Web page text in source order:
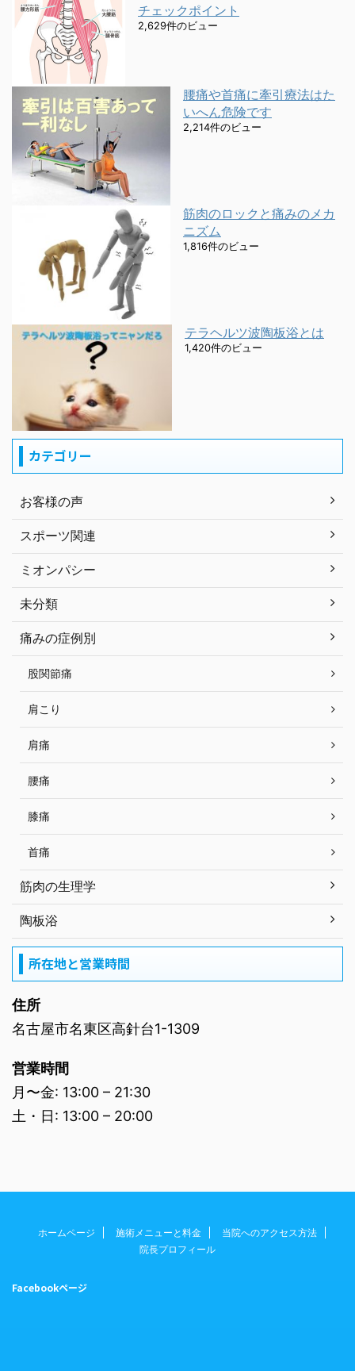
チェックポイント
2,629件のビュー
腰痛や首痛に牽引療法はた
いへん危険です
2,214件のビュー
筋肉のロックと痛みのメカ
ニズム
1,816件のビュー
テラヘルツ波陶板浴とは
1,420件のビュー
カテゴリー
お客様の声
スポーツ関連
ミオンパシー
未分類
痛みの症例別
股関節痛
肩こり
肩痛
腰痛
膝痛
首痛
筋肉の生理学
陶板浴
所在地と営業時間
住所
名古屋市名東区高針台1-1309
営業時間
月〜金: 13:00 – 21:30
土・日: 13:00 – 20:00
ホームページ 施術メニューと料金
当院へのアクセス方法
院長プロフィール
Facebookページ